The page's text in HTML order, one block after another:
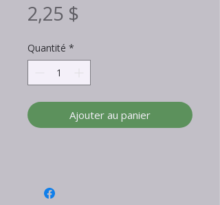
2,25 $
Quantité *
Ajouter au panier